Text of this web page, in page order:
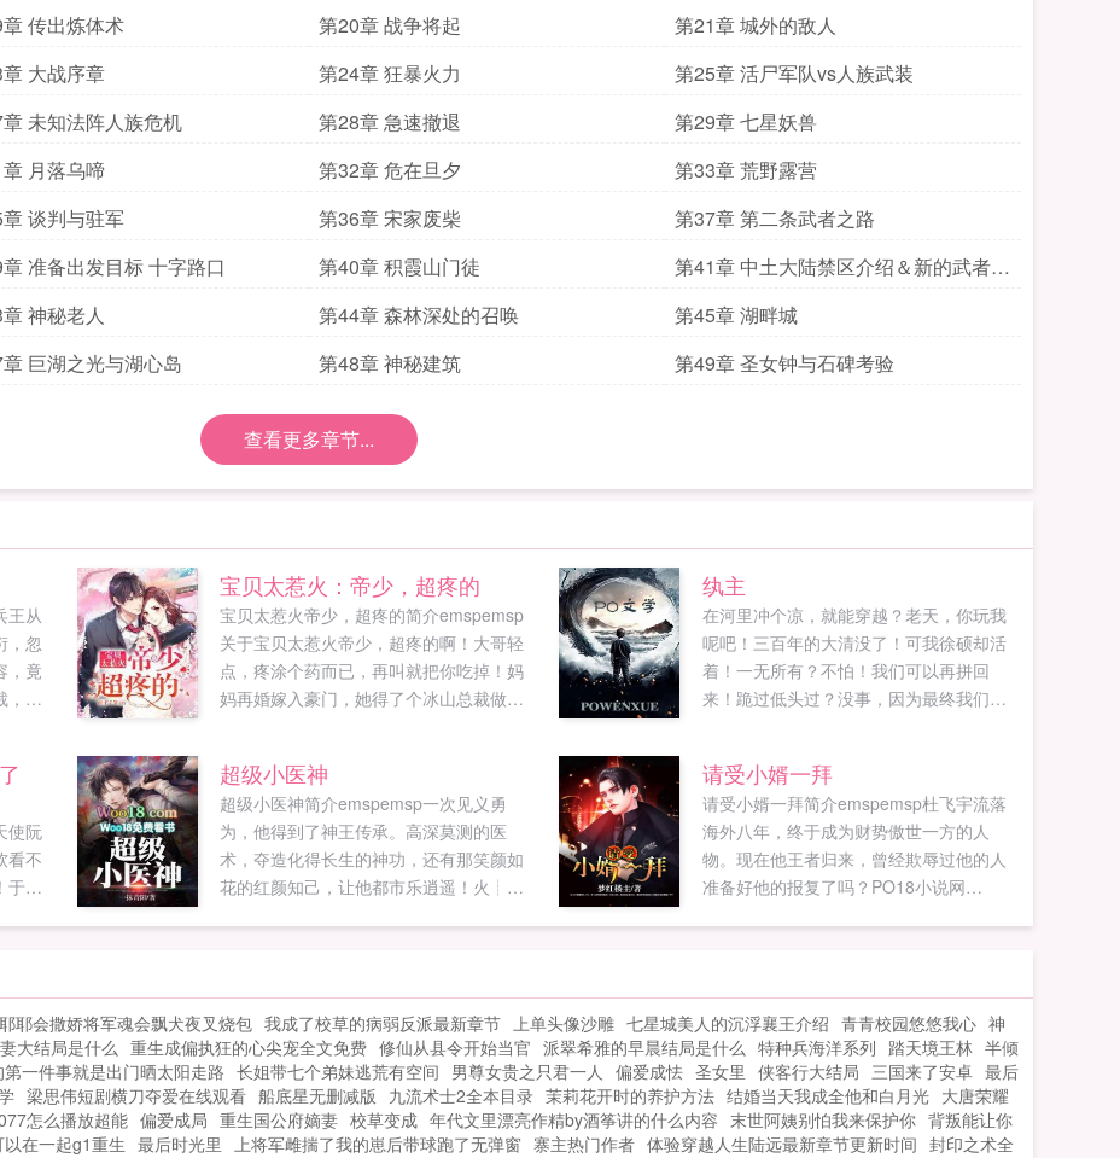
传出炼体术 第20章 战争将起
第21章 城外的敌人
大战序章 第24章 狂暴火力
第25章 活尸军队vs人族武装
未知法阵人族危机 第28章 急速撤退
第29章 七星妖兽
月落乌啼 第32章 危在旦夕
第33章 荒野露营
谈判与驻军 第36章 宋家废柴
第37章 第二条武者之路
准备出发目标 十字路口 第40章 积霞山门徒
第41章 中土大陆禁区介绍＆新的武者等
级
神秘老人 第44章 森林深处的召唤
第45章 湖畔城
巨湖之光与湖心岛 第48章 神秘建筑 第49章 圣女钟与石碑考验
查看更多章节...
王从
，忽
，竟
，也
宝贝太惹火：帝少，超疼的
宝贝太惹火帝少，超疼的简介emspemsp
关于宝贝太惹火帝少，超疼的啊！大哥轻
点，疼涂个药而已，再叫就把你吃掉！妈
妈再婚嫁入豪门，她得了个冰山总裁做大
纨主
在河里冲个凉，就能穿越？老天，你玩我
呢吧！三百年的大清没了！可我徐硕却活
着！一无所有？不怕！我们可以再拼回
来！跪过低头过？没事，因为最终我们还
使阮
看不
于
超级小医神
超级小医神简介emspemsp一次见义勇
为，他得到了神王传承。高深莫测的医
术，夺造化得长生的神功，还有那笑颜如
花的红颜知己，让他都市乐逍遥！火┊热
请受小婿一拜
请受小婿一拜简介emspemsp杜飞宇流落
海外八年，终于成为财势傲世一方的人
物。现在他王者归来，曾经欺辱过他的人
准备好他的报复了吗？PO18小说网
耶耶会撒娇将军魂会飘犬夜叉烧包 我成了校草的病弱反派最新章节 上单头像沙雕 七星城美人的沉浮襄王介绍 青青校园悠悠我心 神
大结局是什么 重生成偏执狂的心尖宠全文免费 修仙从县令开始当官 派翠希雅的早晨结局是什么 特种兵海洋系列 踏天境王林 半倾
一件事就是出门晒太阳走路 长姐带七个弟妹逃荒有空间 男尊女贵之只君一人 偏爱成怯 圣女里 侠客行大结局 三国来了安卓 最后
梁思伟短剧横刀夺爱在线观看 船底星无删减版 九流术士2全本目录 茉莉花开时的养护方法 结婚当天我成全他和白月光 大唐荣耀
怎么播放超能 偏爱成局 重生国公府嫡妻 校草变成 年代文里漂亮作精by酒筝讲的什么内容 末世阿姨别怕我来保护你 背叛能让你
在一起g1重生 最后时光里 上将军雌揣了我的崽后带球跑了无弹窗 寨主热门作者 体验穿越人生陆远最新章节更新时间 封印之术全